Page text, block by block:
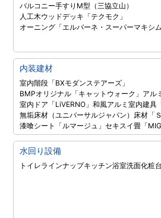
バルコニー手すりM型（三協立山）
人工木ウッドデッキ「テクモク」
オーニング「エルバーネ・スーパーマキシム
内装建材
室内階段「BXモダンステアーズ」
BMPオリジナル「キャットウォーク」 アル
室内ドア「LiVERNO」和風アルミ室内建具
無垢床材（ユニバーサルジャパン） 床材「
漆喰シート「ルマージュ」セキスイ畳「
水回り設備
トイレラインナップキッチン浴室洗面化粧台